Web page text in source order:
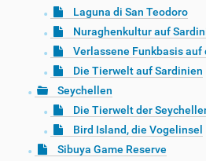
Laguna di San Teodoro
Nuraghenkultur auf
Verlassene Funkbasis
Die Tierwelt auf Sardinien
Seychellen
Die Tierwelt der
Bird Island, die Vogelinsel
Sibuya Game Reserve